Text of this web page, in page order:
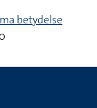
betydelse